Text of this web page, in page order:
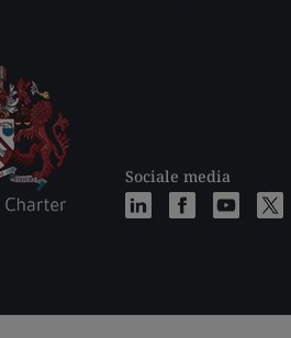
Sociale media